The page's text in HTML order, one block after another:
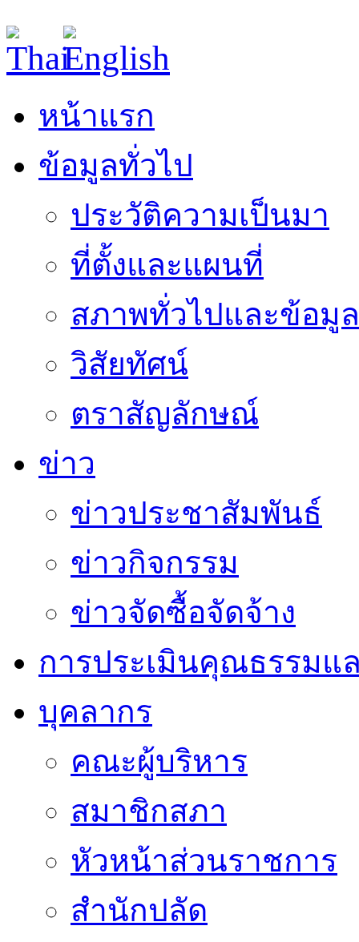
หน้าแรก
ข้อมูลทั่วไป
ประวัติความเป็นมา
ที่ตั้งและแผนที่
สภาพทั่วไปและข้อมู
วิสัยทัศน์
ตราสัญลักษณ์
ข่าว
ข่าวประชาสัมพันธ์
ข่าวกิจกรรม
ข่าวจัดซื้อจัดจ้าง
การประเมินคุณธรรมแ
บุคลากร
คณะผู้บริหาร
สมาชิกสภา
หัวหน้าส่วนราชการ
สำนักปลัด